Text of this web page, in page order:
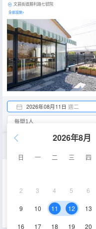
文昌街道勝利路七號院
全部設施>
2026年08月11日 週二
2026年8月
日 一 二 三 四
2 3 4 5 6
9 10 11 12 13
16 17 18 19 20